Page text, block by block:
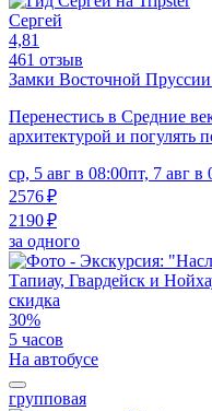
Сергей
4,81
461 отзыв
Замки Восточной
Перенестись в Средние
архитектурой и погулять
ср, 5 авг в 08:00пт, 7 авг в
2576 ₽
2190 ₽
за одного
скидка
30%
5 часов
На автобусе
групповая